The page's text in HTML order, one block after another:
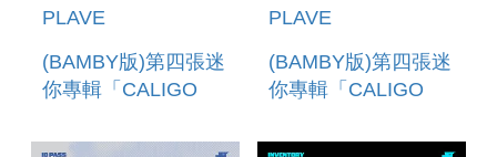
PLAVE
(BAMBY版)第四張迷
你專輯「CALIGO
VER.)」 (韓國進口
PLAVE
(BAMBY版)第四張迷
你專輯「CALIGO
VER.)」 (韓國進口